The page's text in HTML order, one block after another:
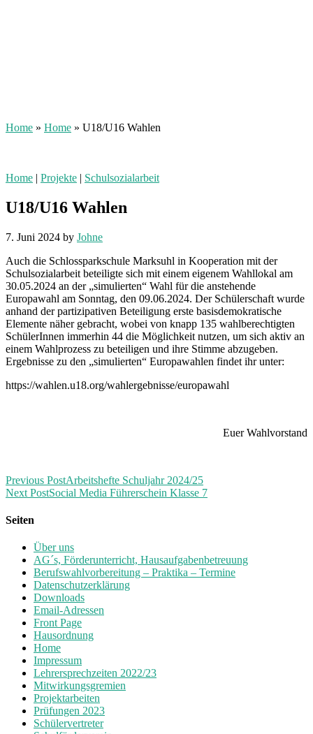
Home » Home » U18/U16 Wahlen
Home | Projekte | Schulsozialarbeit
U18/U16 Wahlen
7. Juni 2024 by Johne
Auch die Schlossparkschule Marksuhl in Kooperation mit der
Schulsozialarbeit beteiligte sich mit einem eigenem Wahllokal am
30.05.2024 an der „simulierten“ Wahl für die anstehende
Europawahl am Sonntag, den 09.06.2024. Der Schülerschaft wurde
anhand der partizipativen Beteiligung erste basisdemokratische
Elemente näher gebracht, wobei von knapp 135 wahlberechtigten
SchülerInnen immerhin 44 die Möglichkeit nutzen, um sich aktiv an
einem Wahlprozess zu beteiligen und ihre Stimme abzugeben.
Ergebnisse zu den „simulierten“ Europawahlen findet ihr unter:
https://wahlen.u18.org/wahlergebnisse/europawahl
Euer Wahlvorstand
Previous PostArbeitshefte Schuljahr 2024/25
Next PostSocial Media Führerschein Klasse 7
Seiten
Über uns
AG´s, Förderunterricht, Hausaufgabenbetreuung
Berufswahlvorbereitung – Praktika – Termine
Datenschutzerklärung
Downloads
Email-Adressen
Front Page
Hausordnung
Home
Impressum
Lehrersprechzeiten 2022/23
Mitwirkungsgremien
Projektarbeiten
Prüfungen 2023
Schülervertreter